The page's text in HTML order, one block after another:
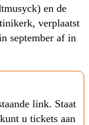
en de
verplaatst
september af in
link. Staat
u tickets aan